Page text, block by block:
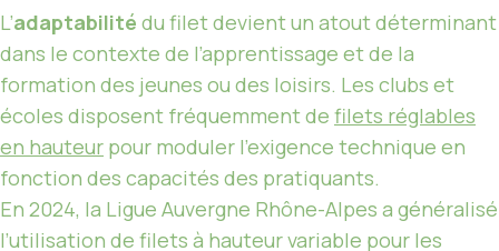
L’adaptabilité du filet devient un atout déterminant
dans le contexte de l’apprentissage et de la
formation des jeunes ou des loisirs. Les clubs et
écoles disposent fréquemment de filets réglables
en hauteur pour moduler l’exigence technique en
fonction des capacités des pratiquants.
En 2024, la Ligue Auvergne Rhône-Alpes a généralisé
l’utilisation de filets à hauteur variable pour les